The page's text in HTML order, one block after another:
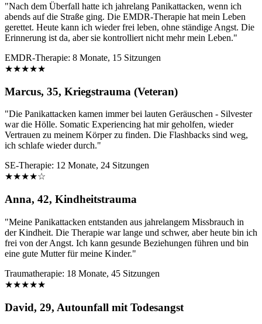
"Nach dem Überfall hatte ich jahrelang Panikattacken, wenn ich
abends auf die Straße ging. Die EMDR-Therapie hat mein Leben
gerettet. Heute kann ich wieder frei leben, ohne ständige Angst. Die
Erinnerung ist da, aber sie kontrolliert nicht mehr mein Leben."
EMDR-Therapie: 8 Monate, 15 Sitzungen
★★★★★
Marcus, 35, Kriegstrauma (Veteran)
"Die Panikattacken kamen immer bei lauten Geräuschen - Silvester
war die Hölle. Somatic Experiencing hat mir geholfen, wieder
Vertrauen zu meinem Körper zu finden. Die Flashbacks sind weg,
ich schlafe wieder durch."
SE-Therapie: 12 Monate, 24 Sitzungen
★★★★☆
Anna, 42, Kindheitstrauma
"Meine Panikattacken entstanden aus jahrelangem Missbrauch in
der Kindheit. Die Therapie war lange und schwer, aber heute bin ich
frei von der Angst. Ich kann gesunde Beziehungen führen und bin
eine gute Mutter für meine Kinder."
Traumatherapie: 18 Monate, 45 Sitzungen
★★★★★
David, 29, Autounfall mit Todesangst